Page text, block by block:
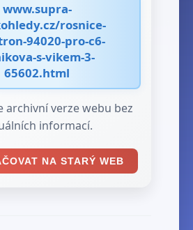
www.supra-
rosnice-
94020-pro-c6-
s-vikem-3-
65602.html
archivní verze webu bez
informací.
NA STARÝ WEB